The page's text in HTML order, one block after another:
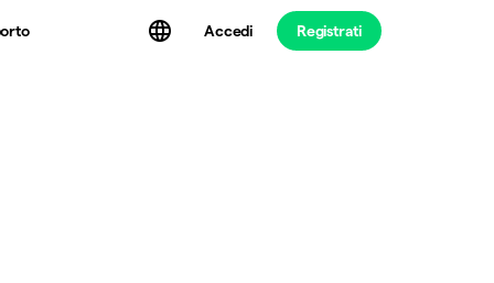
Accedi Registrati